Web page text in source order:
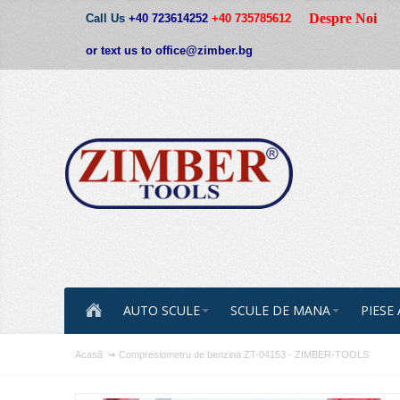
Call Us +40 723614252 +40 735785612
or text us to office@zimber.bg
Despre Noi
AUTO SCULE SCULE DE MANA
Acasă Compresiometru de benzina ZT-04153 - ZIMBER-TOOLS